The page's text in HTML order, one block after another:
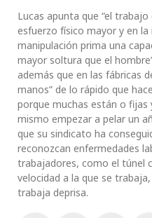
Lucas apunta que “el
esfuerzo físico mayor y en
manipulación prima una
mayor soltura que el
además que en las fábricas
manos” de lo rápido que
porque muchas están o
mismo empezar a pelar un
que su sindicato ha
reconozcan enfermedades
trabajadores, como el túnel
velocidad a la que se
trabaja deprisa.